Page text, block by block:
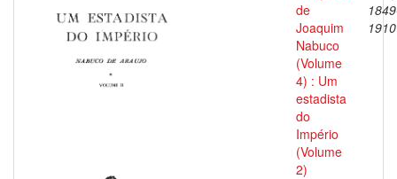
de
Joaquim
Nabuco
(Volume
4) : Um
estadista
do
Império
(Volume
2)
1910